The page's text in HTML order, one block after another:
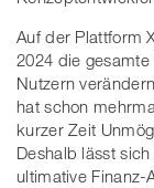
Auf der Plattform
2024 die
Nutzern
hat schon
kurzer Zeit
Deshalb lässt
ultimative Finanz-